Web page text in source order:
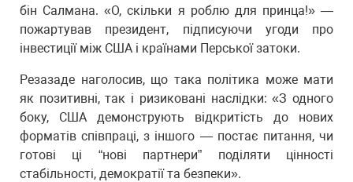
бін Салмана. «О, скільки я роблю для принца!» —
пожартував президент, підписуючи угоди про
інвестиції між США і країнами Перської затоки.
Резазаде наголосив, що така політика може мати
як позитивні, так і ризиковані наслідки: «З одного
боку, США демонструють відкритість до нових
форматів співпраці, з іншого — постає питання, чи
готові ці “нові партнери” поділяти цінності
стабільності, демократії та безпеки».